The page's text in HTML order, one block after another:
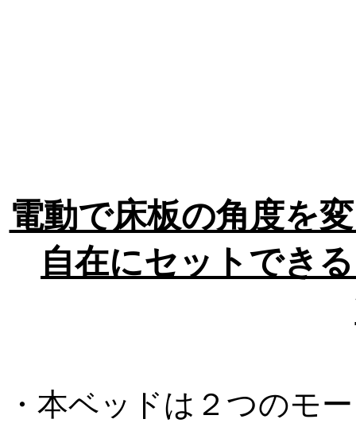
電動で床板の角度を
自在にセットでき
・本ベッドは２つのモ